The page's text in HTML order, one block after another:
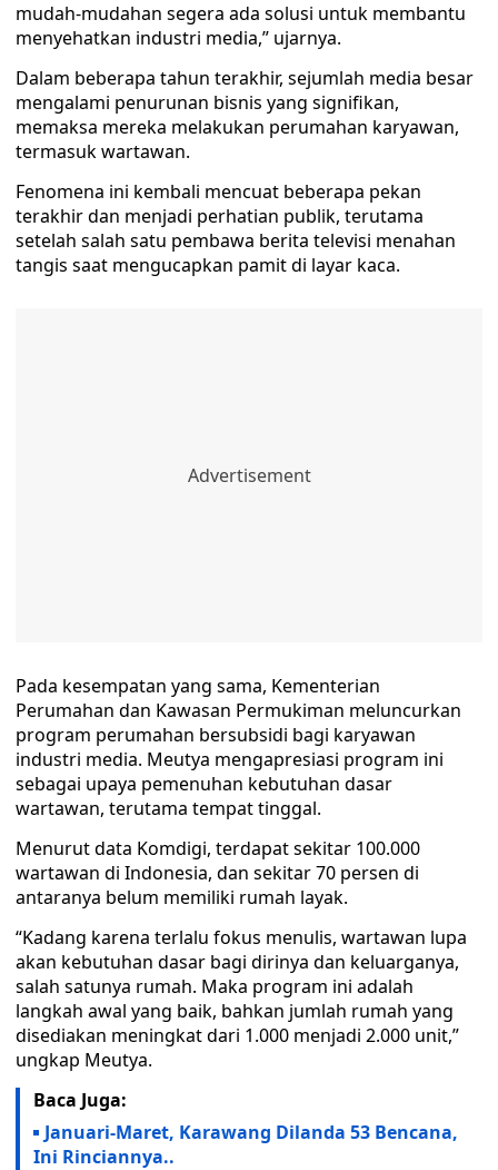
mudah-mudahan segera ada solusi untuk membantu
menyehatkan industri media,” ujarnya.
Dalam beberapa tahun terakhir, sejumlah media besar
mengalami penurunan bisnis yang signifikan,
memaksa mereka melakukan perumahan karyawan,
termasuk wartawan.
Fenomena ini kembali mencuat beberapa pekan
terakhir dan menjadi perhatian publik, terutama
setelah salah satu pembawa berita televisi menahan
tangis saat mengucapkan pamit di layar kaca.
Pada kesempatan yang sama, Kementerian
Perumahan dan Kawasan Permukiman meluncurkan
program perumahan bersubsidi bagi karyawan
industri media. Meutya mengapresiasi program ini
sebagai upaya pemenuhan kebutuhan dasar
wartawan, terutama tempat tinggal.
Menurut data Komdigi, terdapat sekitar 100.000
wartawan di Indonesia, dan sekitar 70 persen di
antaranya belum memiliki rumah layak.
“Kadang karena terlalu fokus menulis, wartawan lupa
akan kebutuhan dasar bagi dirinya dan keluarganya,
salah satunya rumah. Maka program ini adalah
langkah awal yang baik, bahkan jumlah rumah yang
disediakan meningkat dari 1.000 menjadi 2.000 unit,”
ungkap Meutya.
Baca Juga:
Januari-Maret, Karawang Dilanda 53 Bencana,
Ini Rinciannya..